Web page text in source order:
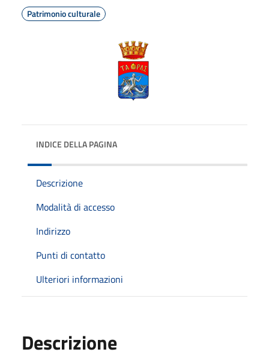
Patrimonio culturale
INDICE DELLA PAGINA
Descrizione
Modalità di accesso
Indirizzo
Punti di contatto
Ulteriori informazioni
Descrizione